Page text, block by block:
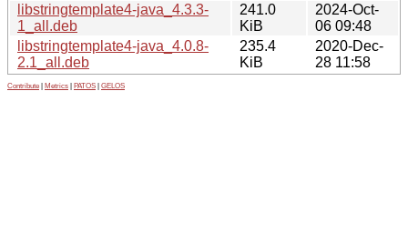
libstringtemplate4-java_4.3.3-
1_all.deb
241.0
KiB
2024-Oct-
06 09:48
libstringtemplate4-java_4.0.8-
2.1_all.deb
235.4
KiB
2020-Dec-
28 11:58
Contribute Metrics PATOS GELOS